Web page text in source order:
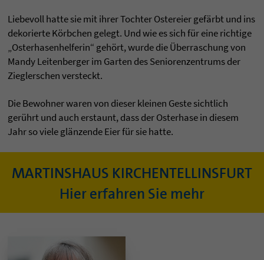
Liebevoll hatte sie mit ihrer Tochter Ostereier gefärbt und ins
dekorierte Körbchen gelegt. Und wie es sich für eine richtige
„Osterhasenhelferin“ gehört, wurde die Überraschung von
Mandy Leitenberger im Garten des Seniorenzentrums der
Zieglerschen versteckt.
Die Bewohner waren von dieser kleinen Geste sichtlich
gerührt und auch erstaunt, dass der Osterhase in diesem
Jahr so viele glänzende Eier für sie hatte.
MARTINSHAUS KIRCHENTELLINSFURT
Hier erfahren Sie mehr